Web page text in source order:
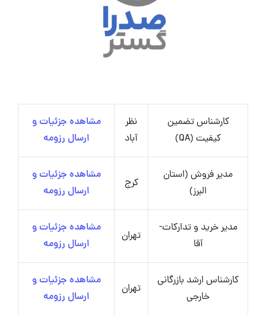
کارشناس تضمین
کیفیت (QA)
نظر
آباد
مشاهده جزئیات و
ارسال رزومه
مدیر فروش (استان
البرز)
کرج
مشاهده جزئیات و
ارسال رزومه
مدیر خرید و تدارکات-
آقا
تهران
مشاهده جزئیات و
ارسال رزومه
کارشناس ارشد بازرگانی
خارجی
تهران
مشاهده جزئیات و
ارسال رزومه